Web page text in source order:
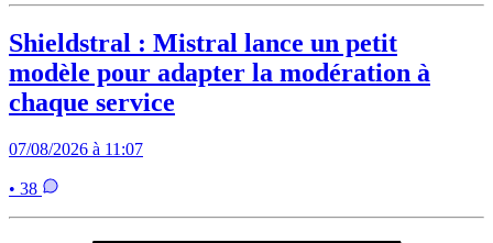
Shieldstral : Mistral lance un petit
modèle pour adapter la modération à
chaque service
07/08/2026 à 11:07
• 38